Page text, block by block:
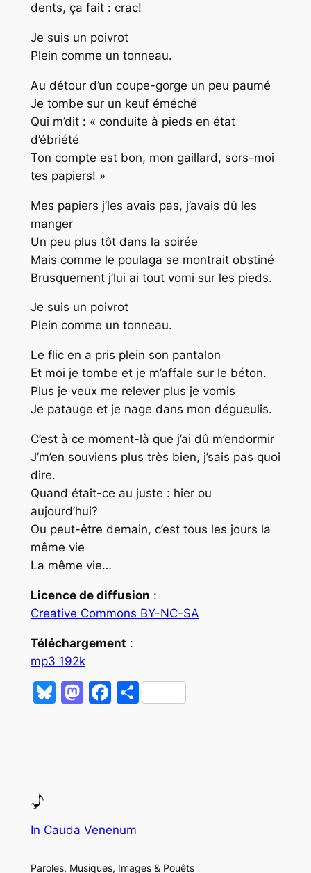
dents, ça fait : crac!
Je suis un poivrot
Plein comme un tonneau.
Au détour d’un coupe-gorge un peu paumé
Je tombe sur un keuf éméché
Qui m’dit : « conduite à pieds en état
d’ébriété
Ton compte est bon, mon gaillard, sors-moi
tes papiers! »
Mes papiers j’les avais pas, j’avais dû les
manger
Un peu plus tôt dans la soirée
Mais comme le poulaga se montrait obstiné
Brusquement j’lui ai tout vomi sur les pieds.
Je suis un poivrot
Plein comme un tonneau.
Le flic en a pris plein son pantalon
Et moi je tombe et je m’affale sur le béton.
Plus je veux me relever plus je vomis
Je patauge et je nage dans mon dégueulis.
C’est à ce moment-là que j’ai dû m’endormir
J’m’en souviens plus très bien, j’sais pas quoi
dire.
Quand était-ce au juste : hier ou
aujourd’hui?
Ou peut-être demain, c’est tous les jours la
même vie
La même vie…
Licence de diffusion :
Creative Commons BY-NC-SA
Téléchargement :
mp3 192k
Bluesky
Mastodon
Facebook
Partager
In Cauda Venenum
Paroles, Musiques, Images & Pouêts